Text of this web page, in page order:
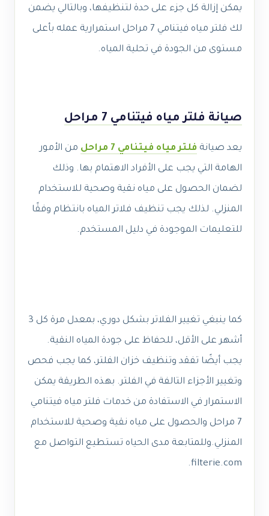
يمكن إزالة كل جزء على حدة لتنظيفها، وبالتالي يضمن
لك فلتر مياه فيتنامي 7 مراحل استمرارية عمله بأعلى
مستوى من الجودة في تحلية المياه.
صيانة فلتر مياه فيتنامي 7 مراحل
يعد صيانة فلتر مياه فيتنامي 7 مراحل
من الأمور
الهامة التي يجب على الأفراد الاهتمام بها. وذلك
لضمان الحصول على مياه نقية وصحية للاستخدام
المنزلي. لذلك يجب تنظيف فلاتر المياه بانتظام وفقًا
للتعليمات الموجودة في دليل المستخدم.
كما ينبغي تغيير الفلاتر بشكل دوري، بمعدل مرة كل 3
أشهر على الأقل، للحفاظ على جودة المياه النقية.
يجب أيضًا تفقد وتنظيف خزان الفلتر، كما يجب فحص
وتغيير الأجزاء التالفة في الفلتر. بهذه الطريقة يمكن
الاستمرار في الاستفادة من خدمات فلتر مياه فيتنامي
7 مراحل والحصول على مياه نقية وصحية للاستخدام
المنزلي.وللمتابعة مدى الحياه تستطيع التواصل مع
filterie.com.